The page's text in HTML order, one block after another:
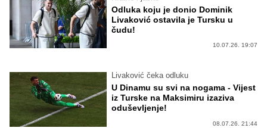
Odluka koju je donio Dominik
Livaković ostavila je Tursku u
čudu!
10.07.26. 19:07
Livaković čeka odluku
U Dinamu su svi na nogama - Vijest
iz Turske na Maksimiru izaziva
oduševljenje!
08.07.26. 21:44